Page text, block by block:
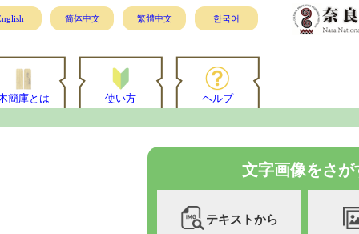
简体中文 繁體中文 한국어
簡庫とは 使い方 ヘルプ
文字画像をさが
テキストから